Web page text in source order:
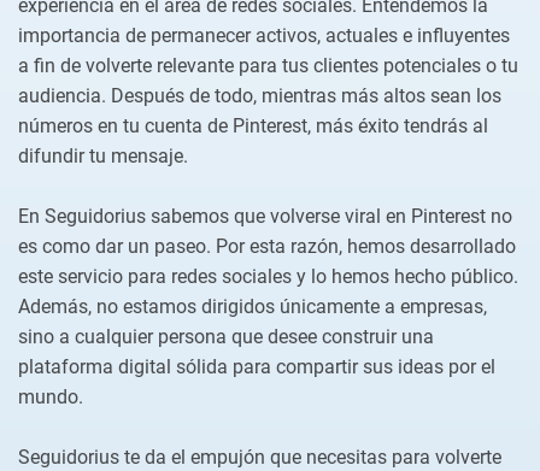
experiencia en el área de redes sociales. Entendemos la
importancia de permanecer activos, actuales e influyentes
a fin de volverte relevante para tus clientes potenciales o tu
audiencia. Después de todo, mientras más altos sean los
números en tu cuenta de Pinterest, más éxito tendrás al
difundir tu mensaje.
En Seguidorius sabemos que volverse viral en Pinterest no
es como dar un paseo. Por esta razón, hemos desarrollado
este servicio para redes sociales y lo hemos hecho público.
Además, no estamos dirigidos únicamente a empresas,
sino a cualquier persona que desee construir una
plataforma digital sólida para compartir sus ideas por el
mundo.
Seguidorius te da el empujón que necesitas para volverte